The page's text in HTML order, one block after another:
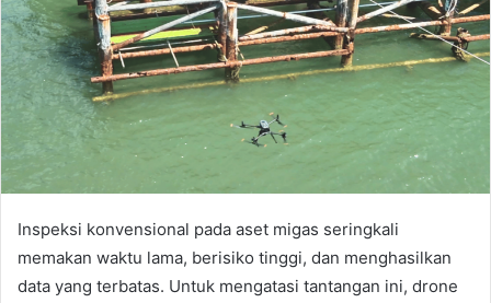
Inspeksi konvensional pada aset migas seringkali
memakan waktu lama, berisiko tinggi, dan menghasilkan
data yang terbatas. Untuk mengatasi tantangan ini, drone